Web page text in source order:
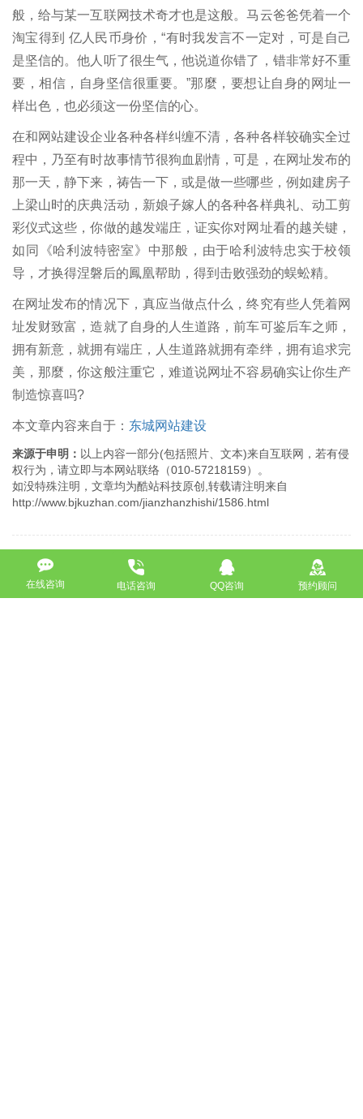
般，给与某一互联网技术奇才也是这般。马云爸爸凭着一个
淘宝得到 亿人民币身价，“有时我发言不一定对，可是自己
是坚信的。他人听了很生气，他说道你错了，错非常好不重
要，相信，自身坚信很重要。”那麼，要想让自身的网址一
样出色，也必须这一份坚信的心。
在和网站建设企业各种各样纠缠不清，各种各样较确实全过
程中，乃至有时故事情节很狗血剧情，可是，在网址发布的
那一天，静下来，祷告一下，或是做一些哪些，例如建房子
上梁山时的庆典活动，新娘子嫁人的各种各样典礼、动工剪
彩仪式这些，你做的越发端庄，证实你对网址看的越关键，
如同《哈利波特密室》中那般，由于哈利波特忠实于校领
导，才换得涅磐后的鳳凰帮助，得到击败强劲的蜈蚣精。
在网址发布的情况下，真应当做点什么，终究有些人凭着网
址发财致富，造就了自身的人生道路，前车可鉴后车之师，
拥有新意，就拥有端庄，人生道路就拥有牵绊，拥有追求完
美，那麼，你这般注重它，难道说网址不容易确实让你生产
制造惊喜吗?
本文章内容来自于： 东城网站建设
来源于申明： 以上内容一部分(包括照片、文本)来自互联网，若有侵
权行为，请立即与本网站联络（010-57218159）。
如没特殊注明，文章均为酷站科技原创,转载请注明来自
http://www.bjkuzhan.com/jianzhanzhishi/1586.html
上一篇：东城网站建设--SEO优化一定要建立个人品牌吗？
下一篇：昌平网站建设--北京网站建设公司哪家好？
在线咨询 电话咨询 QQ咨询 预约顾问